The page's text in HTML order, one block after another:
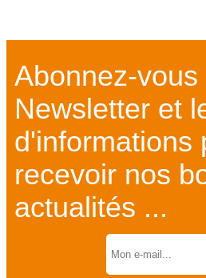
Abonnez-vous
Newsletter et
d'informations
recevoir nos
actualités ...